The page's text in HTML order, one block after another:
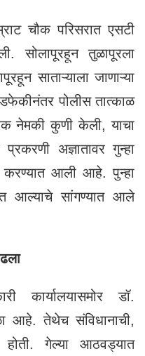
चौक परिसरात एसटी
सोलापूरहून तुळापूरला
साताऱ्याला जाणाऱ्या
पोलीस तात्काळ
नेमकी कुणी केली, याचा
अज्ञातावर गुन्हा
करण्यात आली आहे. पुन्हा
आल्याचे सांगण्यात आले
कार्यालयासमोर डॉ.
आहे. तेथेच संविधानाची,
गेल्या आठवड्यात